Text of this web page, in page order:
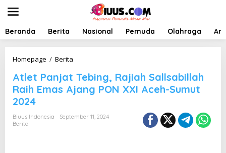
t
Beranda Berita Nasional Pemuda Olahraga
Homepage / Berita
e
t
Atlet Panjat Tebing, Rajiah Sallsabillah
Raih Emas Ajang PON XXI Aceh-Sumut
2024
Biuus Indonesia
September 11, 2024
Berita